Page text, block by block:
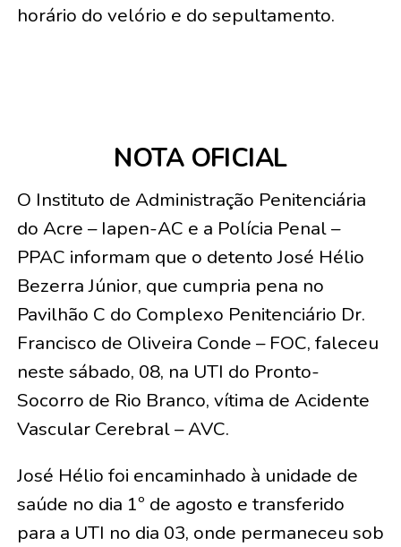
horário do velório e do sepultamento.
NOTA OFICIAL
O Instituto de Administração Penitenciária
do Acre – Iapen-AC e a Polícia Penal –
PPAC informam que o detento José Hélio
Bezerra Júnior, que cumpria pena no
Pavilhão C do Complexo Penitenciário Dr.
Francisco de Oliveira Conde – FOC, faleceu
neste sábado, 08, na UTI do Pronto-
Socorro de Rio Branco, vítima de Acidente
Vascular Cerebral – AVC.
José Hélio foi encaminhado à unidade de
saúde no dia 1º de agosto e transferido
para a UTI no dia 03, onde permaneceu sob